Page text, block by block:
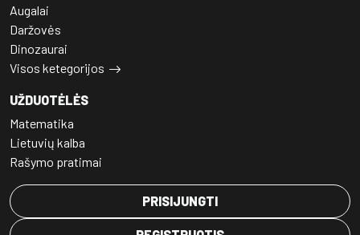
Augalai
Daržovės
Dinozaurai
Visos ketegorijos
UŽDUOTĖLĖS
Matematika
Lietuvių kalba
Rašymo pratimai
PRISIJUNGTI